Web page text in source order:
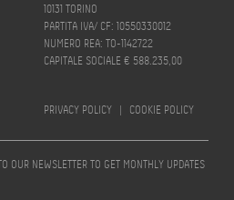
10131 TORINO
PARTITA IVA/ CF: 10550330012
NUMERO REA: TO-1142722
CAPITALE SOCIALE € 588.235,00
PRIVACY POLICY | COOKIE POLICY
OUR NEWSLETTER TO GET MONTHLY UPDATES